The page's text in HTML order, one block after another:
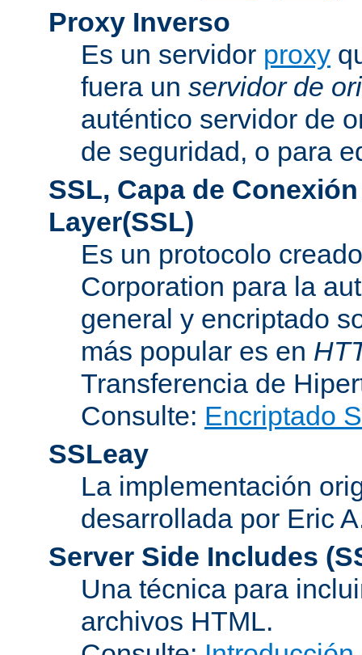
Proxy Inverso
Es un servidor proxy
fuera un servidor de
auténtico servidor de
de seguridad, o para
SSL, Capa de
Layer(SSL)
Es un protocolo
Corporation para la
general y encriptado
más popular es en
Transferencia de
Consulte: Encriptado
SSLeay
La implementación
desarrollada por Eric
Server Side Includes
Una técnica para
archivos HTML.